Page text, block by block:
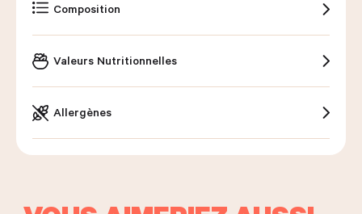
Composition
Valeurs Nutritionnelles
Allergènes